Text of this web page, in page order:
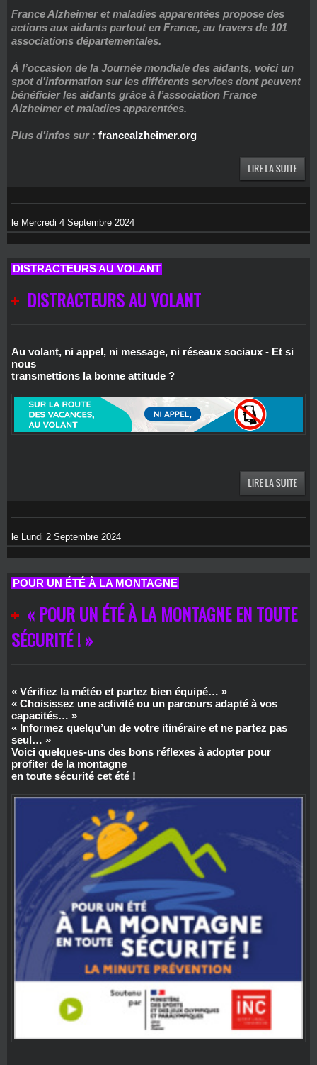
France Alzheimer et maladies apparentées propose des
actions aux aidants partout en France, au travers de 101
associations départementales.
À l’occasion de la Journée mondiale des aidants, voici un
spot d’information sur les différents services dont peuvent
bénéficier les aidants grâce à l’association France
Alzheimer et maladies apparentées.
Plus d’infos sur : francealzheimer.org
le Mercredi 4 Septembre 2024
DISTRACTEURS AU VOLANT
DISTRACTEURS AU VOLANT
Au volant, ni appel, ni message, ni réseaux sociaux - Et si
nous
transmettions la bonne attitude ?
le Lundi 2 Septembre 2024
POUR UN ÉTÉ À LA MONTAGNE
« POUR UN ÉTÉ À LA MONTAGNE EN TOUTE
SÉCURITÉ ! »
« Vérifiez la météo et partez bien équipé… »
« Choisissez une activité ou un parcours adapté à vos
capacités… »
« Informez quelqu’un de votre itinéraire et ne partez pas
seul… »
Voici quelques-uns des bons réflexes à adopter pour
profiter de la montagne
en toute sécurité cet été !